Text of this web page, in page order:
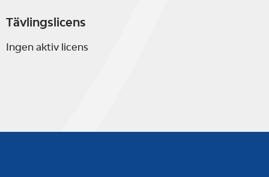
Tävlingslicens
Ingen aktiv licens